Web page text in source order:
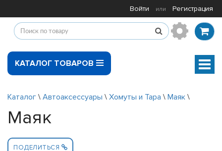
Войти или Регистрация
КАТАЛОГ ТОВАРОВ
Каталог \ Автоаксессуары \ Хомуты и Тара \ Маяк \
Маяк
ПОДЕЛИТЬСЯ